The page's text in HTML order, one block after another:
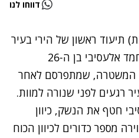
דווחו לנו
ראשון של הירי בעיר
נהרג אמש מוחמד אלעסיבי בן ה-26
המשטרה, שמתפרסם לאחר
רגעים לפני שנורה למוות.
חטף את הנשק, כיוון
מספר כדורים לכיוון הכוח